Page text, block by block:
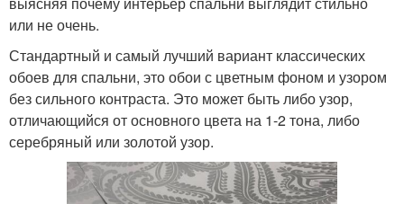
или не очень.
Стандартный и самый лучший вариант классических
обоев для спальни, это обои с цветным фоном и узором
без сильного контраста. Это может быть либо узор,
отличающийся от основного цвета на 1-2 тона, либо
серебряный или золотой узор.